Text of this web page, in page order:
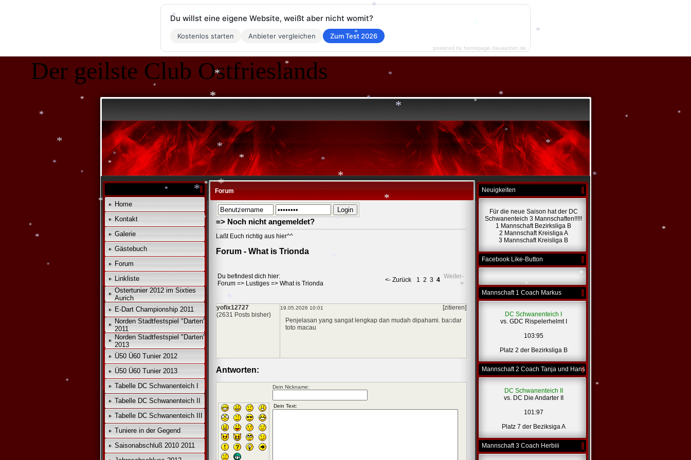
Der geilste Club Ostfrieslands
Home
Kontakt
Galerie
Gästebuch
Forum
Linkliste
Ostertunier 2012 im Sixties
Aurich
E-Dart Championship 2011
Norden Stadtfestspiel "Darten"
2011
Norden Stadtfestspiel "Darten"
2013
Ü50 Ü60 Tunier 2012
Ü50 Ü60 Tunier 2013
Tabelle DC Schwanenteich I
Tabelle DC Schwanenteich II
Tabelle DC Schwanenteich III
Tuniere in der Gegend
Saisonabschluß 2010 2011
Forum
=> Noch nicht angemeldet?
Laßt Euch richtig aus hier^^
Forum - What is Trionda
Du befindest dich hier:
Forum => Lustiges => What is Trionda <- Zurück 1 2 3 4 Weiter-
>
yofix12727
(2631 Posts bisher)
19.05.2026 10:01
[zitieren]
Penjelasan yang sangat lengkap dan mudah dipahami. bandar
toto macau
Antworten:
Dein Nickname:
Neuigkeiten
Für die neue Saison hat der DC
Schwanenteich 3 Mannschaften!!!!!
1 Mannschaft Bezirksliga B
2 Mannschaft Kreisliga A
3 Mannschaft Kreisliga B
Facebook Like-Button
Mannschaft 1 Coach Markus
DC Schwanenteich I
vs. GDC Rispelerhelmt I
103:95
Platz 2 der Bezirksliga B
Mannschaft 2 Coach Tanja und Hans
DC Schwanenteich II
vs. DC Die Andarter II
101:97
Platz 7 der Beziksiga A
Mannschaft 3 Coach Herbiii
Du willst eine eigene Website, weißt aber nicht womit?
Kostenlos starten Anbieter vergleichen Zum Test 2026
powered by homepage-baukasten.de
*
*
*
*
*
*
*
*
*
*
*
*
*
*
*
*
*
*
*
**
*
*
*
*